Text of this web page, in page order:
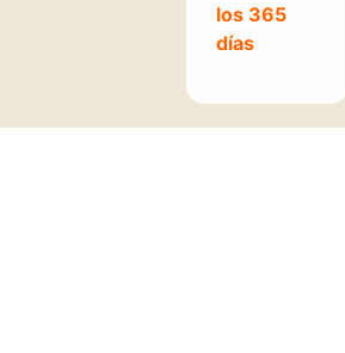
los 365
días